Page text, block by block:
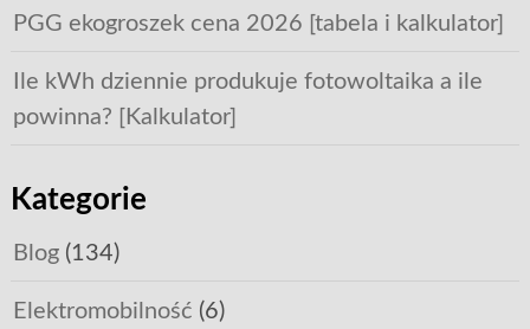
PGG ekogroszek cena 2026 [tabela i kalkulator]
Ile kWh dziennie produkuje fotowoltaika a ile
powinna? [Kalkulator]
Kategorie
Blog(134)
Elektromobilność (6)